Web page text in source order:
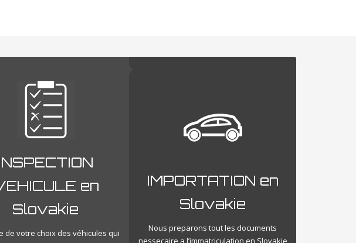
en
Slovakie
de votre choix des véhicules qui
IMPORTATION en
Slovakie
Nous preparons tout les documents
nessecaire a l’immatriculation en Slovakie